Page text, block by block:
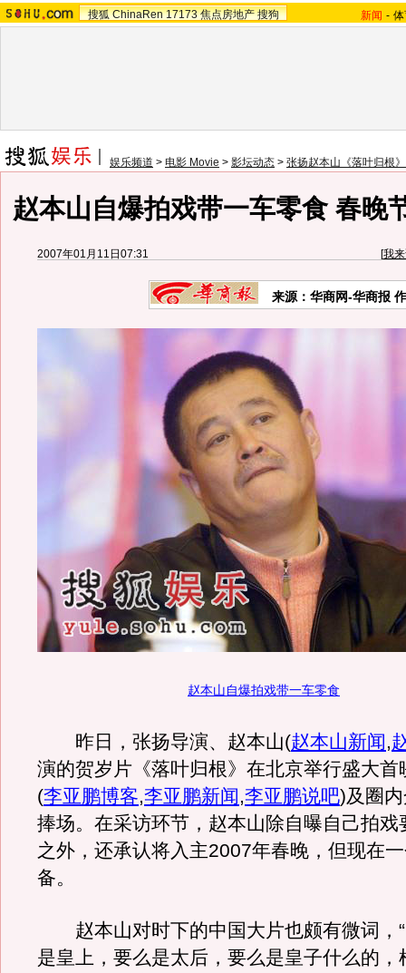
搜狐 ChinaRen 17173 焦点房地产 搜狗 新闻 -
娱乐频道 > 电影 Movie > 影坛动态 > 张扬赵本山《落叶归根》
赵本山自爆拍戏带一车零食 春晚
2007年01月11日07:31 [我
来源：华商网-华商报
赵本山自爆拍戏带一车零食
昨日，张扬导演、赵本山(赵本山新闻,
演的贺岁片《落叶归根》在北京举行盛大首
(李亚鹏博客,李亚鹏新闻,李亚鹏说吧)及圈
捧场。在采访环节，赵本山除自曝自己拍戏
之外，还承认将入主2007年春晚，但现在
备。
赵本山对时下的中国大片也颇有微词，“
是皇上，要么是太后，要么是皇子什么的，